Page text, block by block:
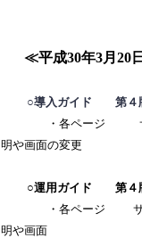
≪平成30年3月20
○導入ガイド 第４
・各ページ サー
明や画面の変更
○運用ガイド 第４
・各ページ サービ
明や画面